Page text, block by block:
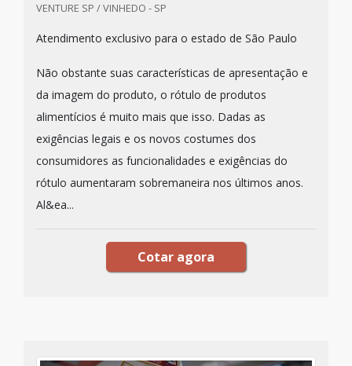
VENTURE SP / VINHEDO - SP
Atendimento exclusivo para o estado de São Paulo
Não obstante suas características de apresentação e
da imagem do produto, o rótulo de produtos
alimentícios é muito mais que isso. Dadas as
exigências legais e os novos costumes dos
consumidores as funcionalidades e exigências do
rótulo aumentaram sobremaneira nos últimos anos.
Al&ea...
Cotar agora